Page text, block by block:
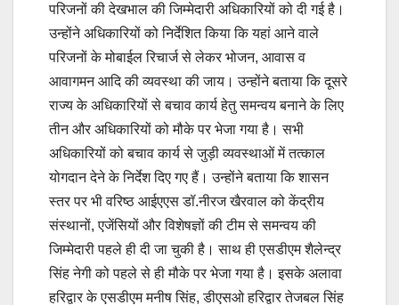
परिजनों की देखभाल की जिम्मेदारी अधिकारियों को दी गई है।
उन्होंने अधिकारियों को निर्देशित किया कि यहां आने वाले
परिजनों के मोबाईल रिचार्ज से लेकर भोजन, आवास व
आवागमन आदि की व्यवस्था की जाय। उन्होंने बताया कि दूसरे
राज्य के अधिकारियों से बचाव कार्य हेतु समन्वय बनाने के लिए
तीन और अधिकारियों को मौके पर भेजा गया है। सभी
अधिकारियों को बचाव कार्य से जुड़ी व्यवस्थाओं में तत्काल
योगदान देने के निर्देश दिए गए हैं। उन्होंने बताया कि शासन
स्तर पर भी वरिष्ठ आईएएस डॉ.नीरज खैरवाल को केंद्रीय
संस्थानों, एजेंसियों और विशेषज्ञों की टीम से समन्वय की
जिम्मेदारी पहले ही दी जा चुकी है। साथ ही एसडीएम शैलेन्द्र
सिंह नेगी को पहले से ही मौके पर भेजा गया है। इसके अलावा
हरिद्वार के एसडीएम मनीष सिंह, डीएसओ हरिद्वार तेजबल सिंह